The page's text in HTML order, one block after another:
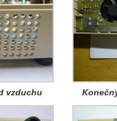
vzduchu